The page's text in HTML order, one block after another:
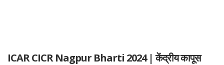
ICAR CICR Nagpur Bharti 2024 | केंद्रीय कापूस